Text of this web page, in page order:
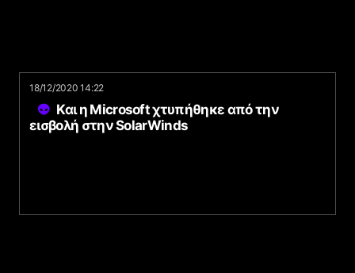
18/12/2020 14:22
Και η Microsoft χτυπήθηκε από την
εισβολή στην SolarWinds